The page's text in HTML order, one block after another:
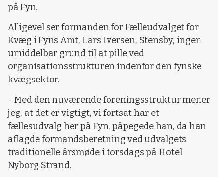
på Fyn.
Alligevel ser formanden for Fælleudvalget for
Kvæg i Fyns Amt, Lars Iversen, Stensby, ingen
umiddelbar grund til at pille ved
organisationsstrukturen indenfor den fynske
kvægsektor.
- Med den nuværende foreningsstruktur mener
jeg, at det er vigtigt, vi fortsat har et
fællesudvalg her på Fyn, påpegede han, da han
aflagde formandsberetning ved udvalgets
traditionelle årsmøde i torsdags på Hotel
Nyborg Strand.